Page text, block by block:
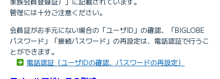
管理には十分ご注意ください。
会員証がお手元にない場合の「ユーザID」の確認、「BIGLOBE
パスワード」「接続パスワード」の再設定は、電話認証で行うこ
とができます。
電話認証（ユーザIDの確認、パスワードの再設定）